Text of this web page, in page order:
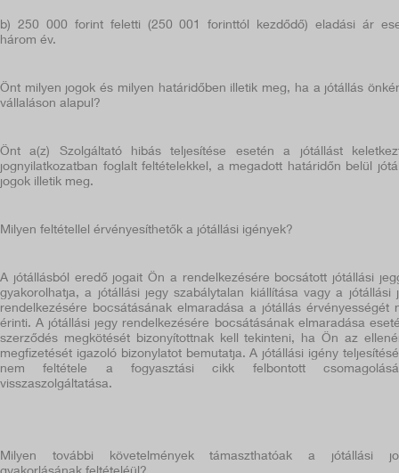
b) 250 000 forint feletti (250 001 forinttól kezdődő) eladási ár
három év.
Önt milyen jogok és milyen határidőben illetik meg, ha a jótállás
vállaláson alapul?
Önt a(z) Szolgáltató hibás teljesítése esetén a jótállást
jognyilatkozatban foglalt feltételekkel, a megadott határidőn belül
jogok illetik meg.
Milyen feltétellel érvényesíthetők a jótállási igények?
A jótállásból eredő jogait Ön a rendelkezésére bocsátott jótállási
gyakorolhatja, a jótállási jegy szabálytalan kiállítása vagy a jótállási
rendelkezésére bocsátásának elmaradása a jótállás érvényességét
érinti. A jótállási jegy rendelkezésére bocsátásának elmaradása
szerződés megkötését bizonyítottnak kell tekinteni, ha Ön az
megfizetését igazoló bizonylatot bemutatja. A jótállási igény
nem feltétele a fogyasztási cikk felbontott
visszaszolgáltatása.
Milyen további követelmények támaszthatóak a jótállási